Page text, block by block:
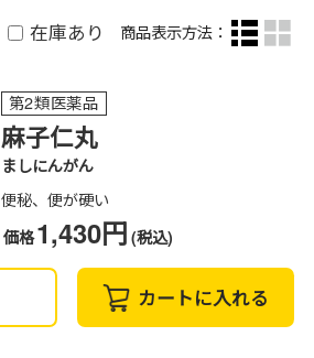
在庫あり 商品表示方法：
第2類医薬品
麻子仁丸
ましにんがん
便秘、便が硬い
価格1,430円 (税込)
カートに入れる